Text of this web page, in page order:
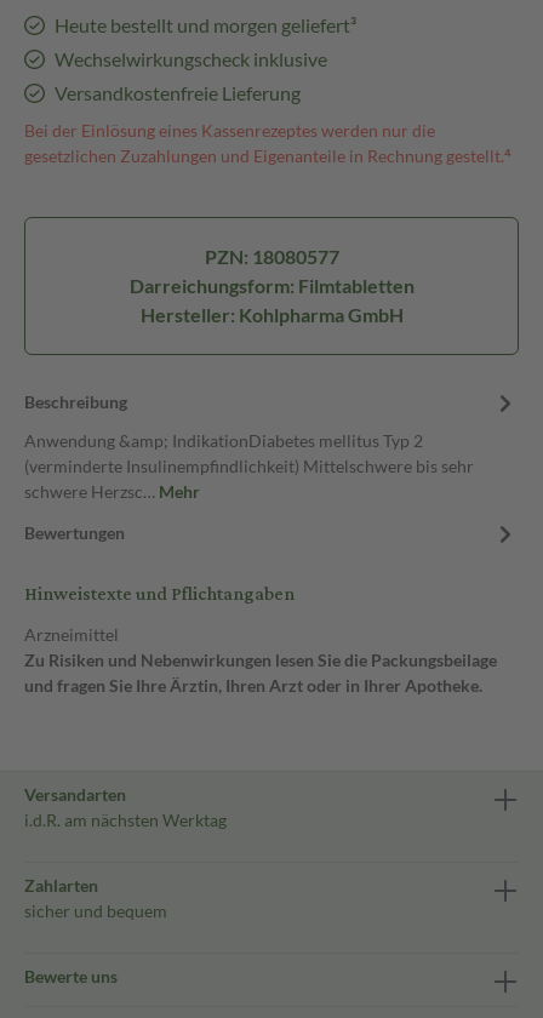
Heute bestellt und morgen geliefert³
Wechselwirkungscheck inklusive
Versandkostenfreie Lieferung
Bei der Einlösung eines Kassenrezeptes werden nur die
gesetzlichen Zuzahlungen und Eigenanteile in Rechnung gestellt.⁴
PZN: 18080577
Darreichungsform: Filmtabletten
Hersteller: Kohlpharma GmbH
Beschreibung
Anwendung &amp; IndikationDiabetes mellitus Typ 2
(verminderte Insulinempfindlichkeit) Mittelschwere bis sehr
schwere Herzsc… Mehr
Bewertungen
Hinweistexte und Pflichtangaben
Arzneimittel
Zu Risiken und Nebenwirkungen lesen Sie die Packungsbeilage
und fragen Sie Ihre Ärztin, Ihren Arzt oder in Ihrer Apotheke.
Versandarten
i.d.R. am nächsten Werktag
Zahlarten
sicher und bequem
Bewerte uns